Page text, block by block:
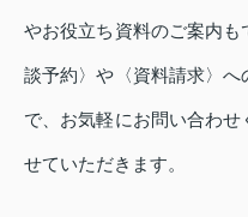
やお役立ち資料のご案内
談予約〉や〈資料請求〉
で、お気軽にお問い合わ
せていただきます。